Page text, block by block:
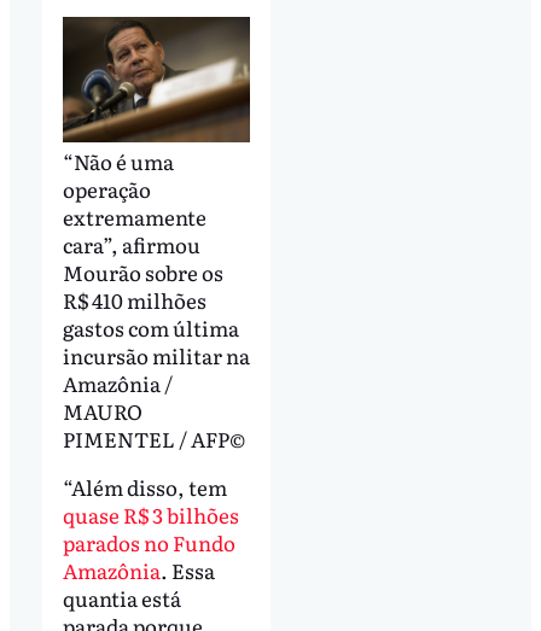
“Não é uma
operação
extremamente
cara”, afirmou
Mourão sobre os
R$ 410 milhões
gastos com última
incursão militar na
Amazônia /
MAURO
PIMENTEL / AFP©
“Além disso, tem
quase R$ 3 bilhões
parados no Fundo
Amazônia. Essa
quantia está